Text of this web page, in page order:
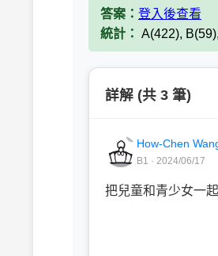
答案： 登入後查看
統計： A(422),
詳解 (共 3 筆)
How-Chen
B1 · 2024/06/17
把兒童和青少女一